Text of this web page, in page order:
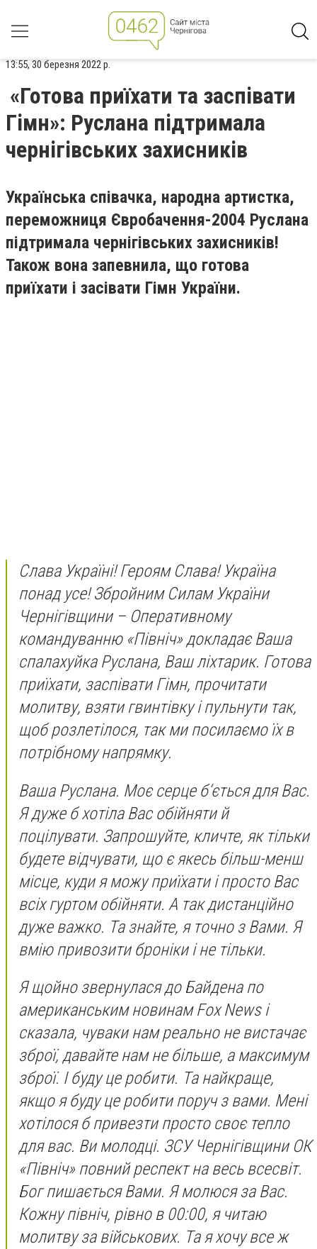
13:55, 30 березня 2022 р.
«Готова приїхати та заспівати
Гімн»: Руслана підтримала
чернігівських захисників
Українська співачка, народна артистка,
переможниця Євробачення-2004 Руслана
підтримала чернігівських захисників!
Також вона запевнила, що готова
приїхати і засівати Гімн України.
Слава Україні! Героям Слава! Україна
понад усе! Збройним Силам України
Чернігівщини – Оперативному
командуванню «Північ» докладає Ваша
спалахуйка Руслана, Ваш ліхтарик. Готова
приїхати, заспівати Гімн, прочитати
молитву, взяти гвинтівку і пульнути так,
щоб розлетілося, так ми посилаємо їх в
потрібному напрямку.
Ваша Руслана. Моє серце б‘ється для Вас.
Я дуже б хотіла Вас обійняти й
поцілувати. Запрошуйте, кличте, як тільки
будете відчувати, що є якесь більш-менш
місце, куди я можу приїхати і просто Вас
всіх гуртом обійняти. А так дистанційно
дуже важко. Та знайте, я точно з Вами. Я
вмію привозити броніки і не тільки.
Я щойно звернулася до Байдена по
американським новинам Fox News і
сказала, чуваки нам реально не вистачає
зброї, давайте нам не більше, а максимум
зброї. І буду це робити. Та найкраще,
якщо я буду це робити поруч з вами. Мені
хотілося б привезти просто своє тепло
для вас. Ви молодці. ЗСУ Чернігівщини ОК
«Північ» повний респект на весь всесвіт.
Бог пишається Вами. Я молюся за Вас.
Кожну північ, рівно в 00:00, я читаю
молитву за військових. Та я хочу все ж